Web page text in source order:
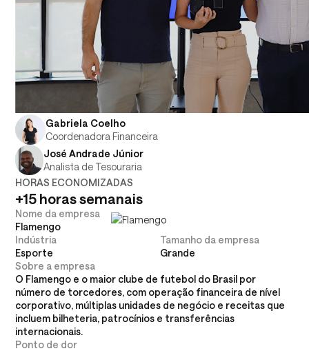
Gabriela Coelho
Coordenadora Financeira
José Andrade Júnior
Analista de Tesouraria
HORAS ECONOMIZADAS
+15 horas semanais
Nome da empresa
Flamengo
Indústria
Esporte
Tamanho da empresa
Grande
Sobre a empresa
O Flamengo e o maior clube de futebol do Brasil por
número de torcedores, com operação financeira de nível
corporativo, múltiplas unidades de negócio e receitas que
incluem bilheteria, patrocínios e transferências
internacionais.
Ponto de dor